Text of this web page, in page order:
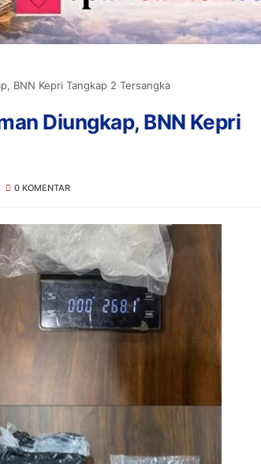
BNN Kepri Tangkap 2 Tersangka
Diungkap, BNN Kepri
0 KOMENTAR